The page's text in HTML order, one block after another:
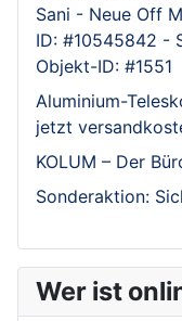
Sani - Neue Off
ID: #10545842 -
Objekt-ID: #1551
Aluminium-
jetzt
KOLUM – Der
Sonderaktion:
Wer ist